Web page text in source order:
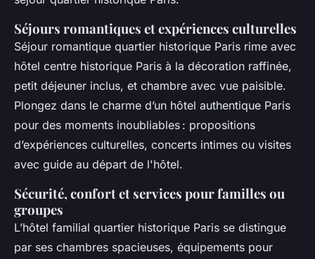
Séjours romantiques et expériences culturelles
Séjour romantique quartier historique Paris rime avec
hôtel centre historique Paris à la décoration raffinée,
petit déjeuner inclus, et chambre avec vue paisible.
Plongez dans le charme d’un hôtel authentique Paris
pour des moments inoubliables : propositions
d’expériences culturelles, concerts intimes ou visites
avec guide au départ de l'hôtel.
Sécurité, confort et services pour familles ou
groupes
L’hôtel familial quartier historique Paris se distingue
par ses chambres spacieuses, équipements pour